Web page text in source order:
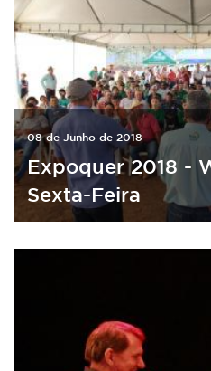
08 de Junho de 2018
Expoquer 2018 -
Sexta-Feira